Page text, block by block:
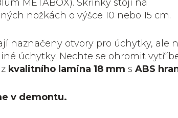
METABOX). Skříňky stojí na
nožkách o výšce 10 nebo 15 cm.
naznačeny otvory pro úchytky, ale
úchytky. Nechte se ohromit
kvalitního lamina 18 mm s ABS
v demontu.